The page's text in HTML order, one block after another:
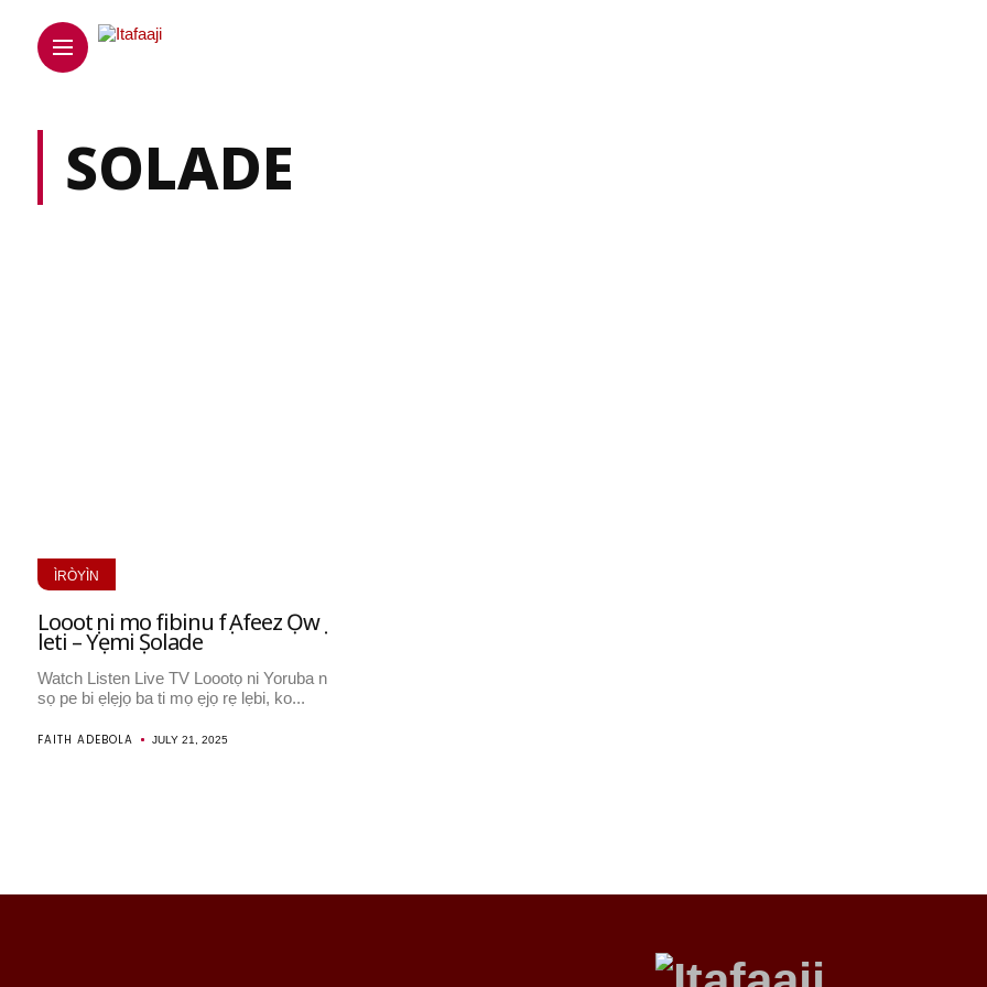
SOLADE
ÌRÒYÌN
Loootọ ni mo fibinu fọ Afeez Ọwọ
leti – Yẹmi Ṣolade
Watch Listen Live TV Loootọ ni Yoruba n
sọ pe bi ẹlẹjọ ba ti mọ ẹjọ rẹ lẹbi, ko...
FAITH ADEBOLA JULY 21, 2025